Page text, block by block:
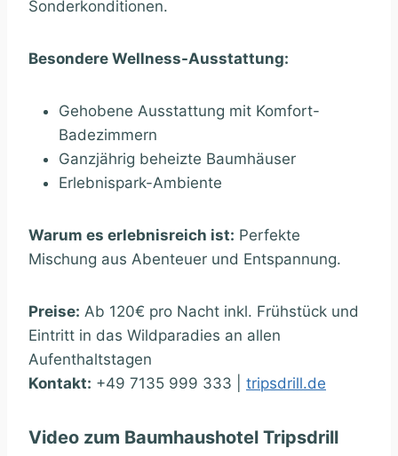
Sonderkonditionen.
Besondere Wellness-Ausstattung:
Gehobene Ausstattung mit Komfort-
Badezimmern
Ganzjährig beheizte Baumhäuser
Erlebnispark-Ambiente
Warum es erlebnisreich ist: Perfekte
Mischung aus Abenteuer und Entspannung.
Preise: Ab 120€ pro Nacht inkl. Frühstück und
Eintritt in das Wildparadies an allen
Aufenthaltstagen
Kontakt: +49 7135 999 333 | tripsdrill.de
Video zum Baumhaushotel Tripsdrill